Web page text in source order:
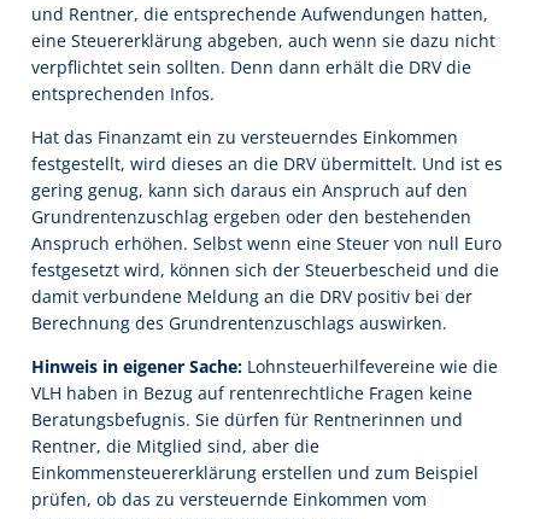
und Rentner, die entsprechende Aufwendungen hatten,
eine Steuererklärung abgeben, auch wenn sie dazu nicht
verpflichtet sein sollten. Denn dann erhält die DRV die
entsprechenden Infos.
Hat das Finanzamt ein zu versteuerndes Einkommen
festgestellt, wird dieses an die DRV übermittelt. Und ist es
gering genug, kann sich daraus ein Anspruch auf den
Grundrentenzuschlag ergeben oder den bestehenden
Anspruch erhöhen. Selbst wenn eine Steuer von null Euro
festgesetzt wird, können sich der Steuerbescheid und die
damit verbundene Meldung an die DRV positiv bei der
Berechnung des Grundrentenzuschlags auswirken.
Hinweis in eigener Sache: Lohnsteuerhilfevereine wie die
VLH haben in Bezug auf rentenrechtliche Fragen keine
Beratungsbefugnis. Sie dürfen für Rentnerinnen und
Rentner, die Mitglied sind, aber die
Einkommensteuererklärung erstellen und zum Beispiel
prüfen, ob das zu versteuernde Einkommen vom